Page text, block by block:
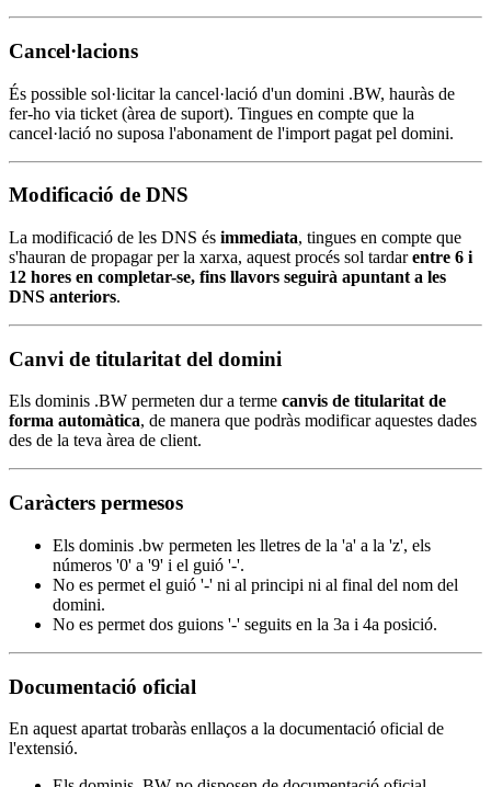
Cancel·lacions
És possible sol·licitar la cancel·lació d'un domini .BW, hauràs de
fer-ho via ticket (àrea de suport). Tingues en compte que la
cancel·lació no suposa l'abonament de l'import pagat pel domini.
Modificació de DNS
La modificació de les DNS és immediata, tingues en compte que
s'hauran de propagar per la xarxa, aquest procés sol tardarentre 6 i
12 hores en completar-se, fins llavors seguirà apuntant a les
DNS anteriors.
Canvi de titularitat del domini
Els dominis .BW permeten dur a terme canvis de titularitat de
forma automàtica, de manera que podràs modificar aquestes dades
des de la teva àrea de client.
Caràcters permesos
Els dominis .bw permeten les lletres de la 'a' a la 'z', els
números '0' a '9' i el guió '-'.
No es permet el guió '-' ni al principi ni al final del nom del
domini.
No es permet dos guions '-' seguits en la 3a i 4a posició.
Documentació oficial
En aquest apartat trobaràs enllaços a la documentació oficial de
l'extensió.